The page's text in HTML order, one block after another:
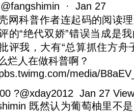
· Jan 27
网科普作者连起码的阅读
的“绝代双娇”错误当成是
评我，大有“总算抓住方舟
烂人在做科普啊？
media/
?@xday2012 Jan 27
既然认为葡萄柚里不